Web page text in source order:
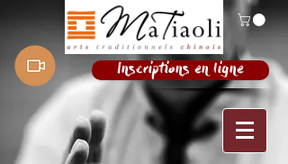
Inscriptions en ligne